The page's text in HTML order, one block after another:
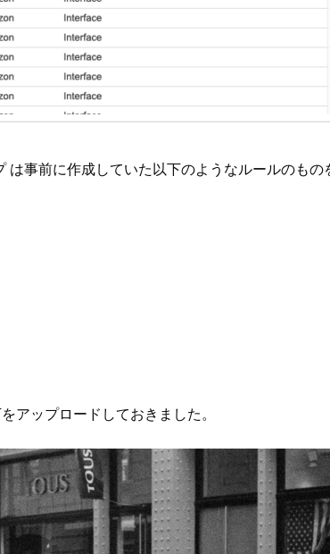
事前に作成していた以下のようなルールのもの
アップロードしておきました。